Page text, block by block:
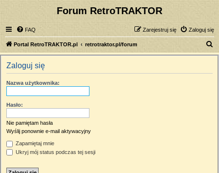
Forum RetroTRAKTOR
FAQ Zaloguj się
Zarejestruj się
Portal RetroTRAKTOR.pl retrotraktor.pl/forum
z
Zaloguj się
Nazwa użytkownika:
Hasło:
Nie pamiętam hasła
Wyślij ponownie e-mail aktywacyjny
Zapamiętaj mnie
Ukryj mój status podczas tej sesji